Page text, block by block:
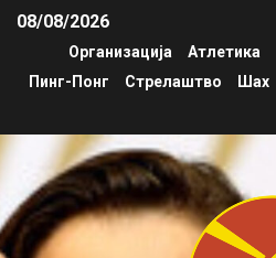
08/08/2026
Организација Атлетика
Пинг-Понг
Стрелаштво Шах